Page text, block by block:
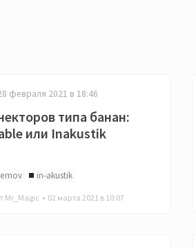
февраля 2021 в 18:46
типа банан:
или Inakustik
in-akustik
Mr_Magic • 02 марта 2021 в 10:07